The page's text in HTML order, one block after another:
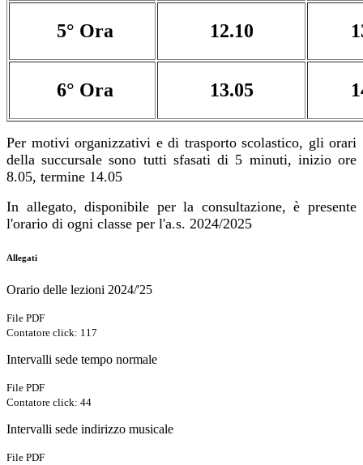
5° Ora 12.10
6° Ora 13.05
Per motivi organizzativi e di trasporto scolastico, gli orari
della succursale sono tutti sfasati di 5 minuti, inizio ore
8.05, termine 14.05
In allegato, disponibile per la consultazione, è presente
l'orario di ogni classe per l'a.s. 2024/2025
Allegati
Orario delle lezioni 2024/'25
File PDF
Contatore click: 117
Intervalli sede tempo normale
File PDF
Contatore click: 44
Intervalli sede indirizzo musicale
File PDF